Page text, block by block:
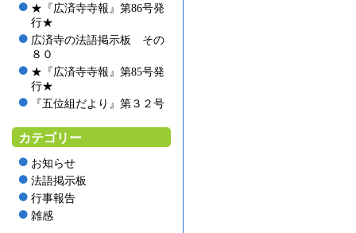
★『広済寺寺報』第86号発
行★
広済寺の法語掲示板 その
８０
★『広済寺寺報』第85号発
行★
『五位組だより』第３２号
カテゴリー
お知らせ
法語掲示板
行事報告
雑感